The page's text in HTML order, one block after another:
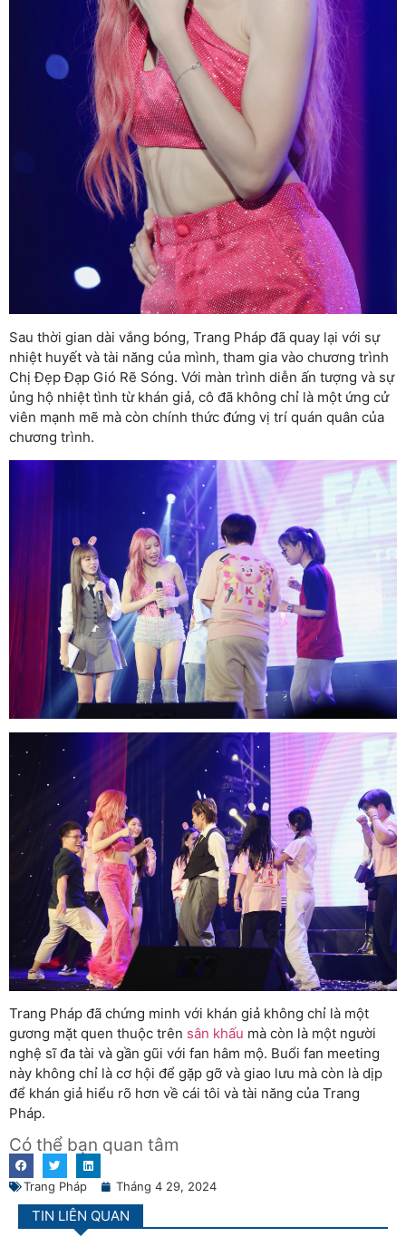
Sau thời gian dài vắng bóng, Trang Pháp đã quay lại với sự
nhiệt huyết và tài năng của mình, tham gia vào chương trình
Chị Đẹp Đạp Gió Rẽ Sóng. Với màn trình diễn ấn tượng và sự
ủng hộ nhiệt tình từ khán giả, cô đã không chỉ là một ứng cử
viên mạnh mẽ mà còn chính thức đứng vị trí quán quân của
chương trình.
Trang Pháp đã chứng minh với khán giả không chỉ là một
gương mặt quen thuộc trên sân khấu mà còn là một người
nghệ sĩ đa tài và gần gũi với fan hâm mộ. Buổi fan meeting
này không chỉ là cơ hội để gặp gỡ và giao lưu mà còn là dịp
để khán giả hiểu rõ hơn về cái tôi và tài năng của Trang
Pháp.
Có thể bạn quan tâm
Trang Pháp Tháng 4 29, 2024
TIN LIÊN QUAN